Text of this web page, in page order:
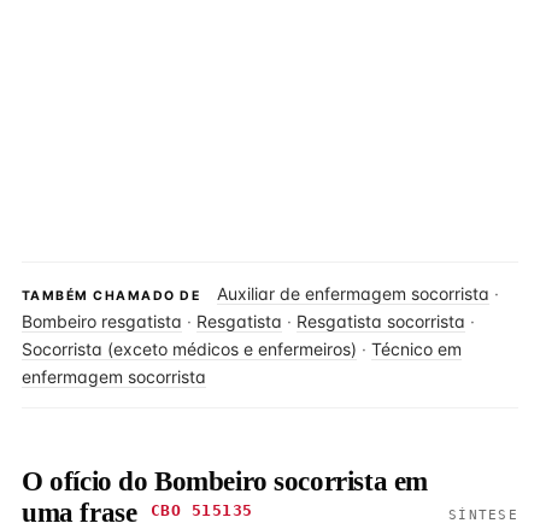
TAMBÉM CHAMADO DE Auxiliar de enfermagem socorrista ·
Bombeiro resgatista · Resgatista · Resgatista socorrista ·
Socorrista (exceto médicos e enfermeiros) · Técnico em
enfermagem socorrista
O ofício do Bombeiro socorrista em
uma frase
CBO 515135 SÍNTESE